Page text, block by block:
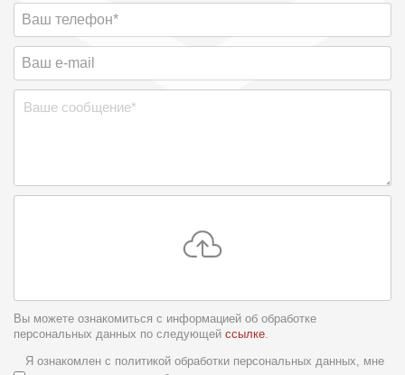
Вы можете ознакомиться с информацией об обработке
персональных данных по следующей ссылке.
Условия обслуживания *
Я ознакомлен с политикой обработки персональных данных, мне